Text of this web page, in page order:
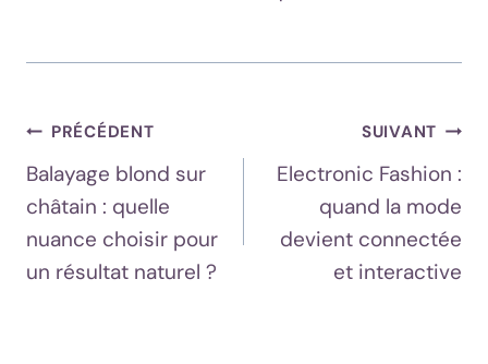
Navigation
De
L’article
PRÉCÉDENT
Balayage blond sur
châtain : quelle
nuance choisir pour
un résultat naturel ?
SUIVANT
Electronic Fashion :
quand la mode
devient connectée
et interactive